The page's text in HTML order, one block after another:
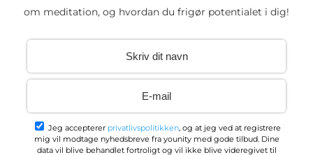
om meditation, og hvordan du frigør potentialet i dig!
Jeg accepterer privatlivspolitikken, og at jeg ved at registrere
mig vil modtage nyhedsbreve fra younity med gode tilbud. Dine
data vil blive behandlet fortroligt og vil ikke blive videregivet til